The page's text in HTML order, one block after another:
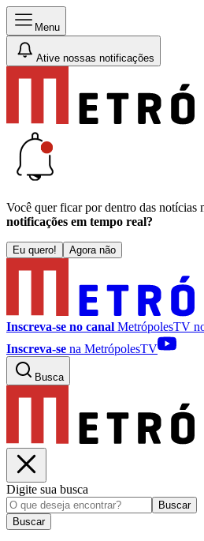
Menu
Ative nossas notificações
Você quer ficar por dentro das notícias
notificações em tempo real?
Eu quero! Agora não
Inscreva-se no canal MetrópolesTV
Inscreva-se na MetrópolesTV
Busca
Digite sua busca
Buscar
Buscar